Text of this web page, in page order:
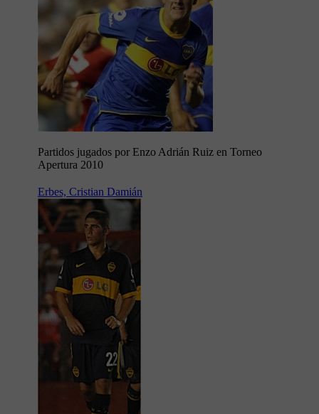
Partidos jugados por Enzo Adrián Ruiz en Torneo
Apertura 2010
Erbes, Cristian Damián